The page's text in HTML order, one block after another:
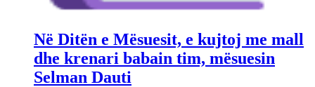
Në Ditën e Mësuesit, e kujtoj me mall
dhe krenari babain tim, mësuesin
Selman Dauti